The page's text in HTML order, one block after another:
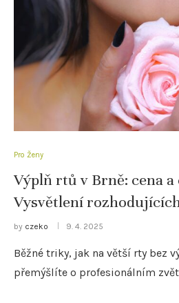
Pro Ženy
Výplň rtů v Brně: cena
Vysvětlení
by czeko 9. 4. 2025
Běžné triky, jak na větší rty bez
přemýšlíte o profesionálním